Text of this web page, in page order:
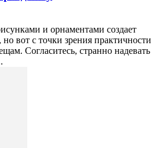
и орнаментами создает
вот с точки зрения практичности
Согласитесь, странно надевать